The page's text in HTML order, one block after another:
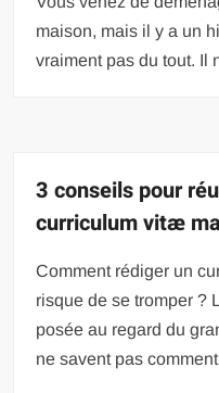
maison, mais il y a un
vraiment pas du tout. Il
3 conseils pour
curriculum vitæ
Comment rédiger un
risque de se tromper ?
posée au regard du
ne savent pas comment